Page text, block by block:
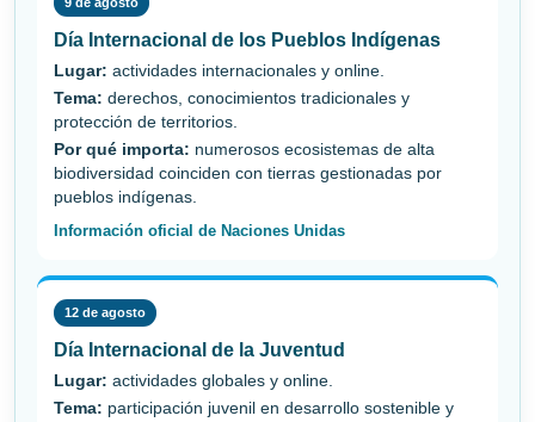
Día Internacional de los Pueblos Indígenas
Lugar: actividades internacionales y online.
Tema: derechos, conocimientos tradicionales y
protección de territorios.
Por qué importa: numerosos ecosistemas de alta
biodiversidad coinciden con tierras gestionadas por
pueblos indígenas.
Información oficial de Naciones Unidas
12 de agosto
Día Internacional de la Juventud
Lugar: actividades globales y online.
Tema: participación juvenil en desarrollo sostenible y